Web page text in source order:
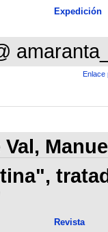
Expedición
Enlace
Revista